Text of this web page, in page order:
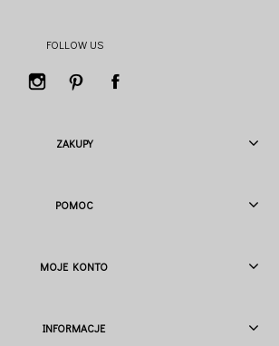
FOLLOW US
ZAKUPY
POMOC
MOJE KONTO
INFORMACJE